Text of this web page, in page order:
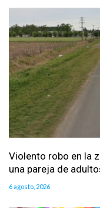
Violento robo en la
una pareja de
6 agosto, 2026